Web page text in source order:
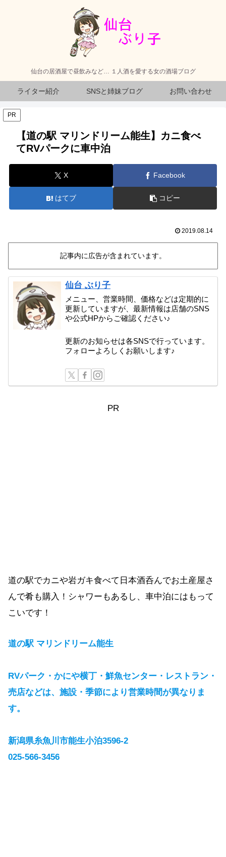
仙台の居酒屋で昼飲みなど… １人酒を愛する女の酒場ブログ
ライター紹介 SNSと姉妹ブログ お問い合わせ
PR
【道の駅 マリンドリーム能生】カニ食べ
てRVパークに車中泊
X Facebook
はてブ コピー
2019.08.14
記事内に広告が含まれています。
仙台 ぶり子
メニュー、営業時間、価格などは定期的に
更新していますが、最新情報は店舗のSNS
や公式HPからご確認ください♪
更新のお知らせは各SNSで行っています。
フォローよろしくお願いします♪
PR
道の駅でカニや岩ガキ食べて日本酒呑んでお土産屋さ
んで肴も購入！シャワーもあるし、車中泊にはもって
こいです！
道の駅 マリンドリーム能生
RVパーク・かにや横丁・鮮魚センター・レストラン・
売店などは、施設・季節により営業時間が異なりま
す。
新潟県糸魚川市能生小泊3596-2
025-566-3456